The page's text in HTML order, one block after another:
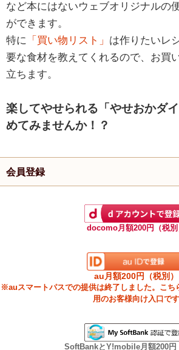
など本にはないウェブオリジナルの
ができます。
特に 「買い物リスト」 は作りたいレ
要な食材を教えてくれるので、お買
立ちます。
楽してやせられる「やせおかダ
めてみませんか！？
会員登録
docomo月額200円（税別
au月額200円（税別）
※auスマートパスでの提供は終了しました。こち
用のお客様向け入口です
SoftBankとY!mobile月額200円